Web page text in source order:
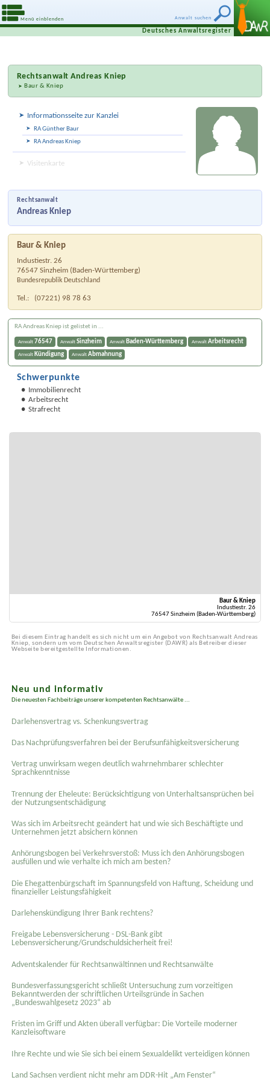
Anwalt suchen
Menü einblenden
Deutsches Anwaltsregister
RechtsanwaltAndreas Kniep
Baur & Kniep
Informationsseite zur Kanzlei
RA Günther Baur
RA Andreas Kniep
Visitenkarte
Rechtsanwalt
Andreas Kniep
Baur & Kniep
Industiestr. 26
76547 Sinzheim ( Baden-Württemberg)
Bundesrepublik Deutschland
Tel.: (07221) 98 78 63
RA Andreas Kniep ist gelistet in ...
Anwalt 76547 Anwalt Sinzheim Anwalt Baden-Württemberg Anwalt Arbeitsrecht
Anwalt Kündigung Anwalt Abmahnung
Schwerpunkte
Immobilienrecht
Arbeitsrecht
Strafrecht
Baur & Kniep
Industiestr. 26
76547 Sinzheim (Baden-Württemberg)
Bei diesem Eintrag handelt es sich nicht um ein Angebot von Rechtsanwalt Andreas
Kniep, sondern um vom Deutschen Anwaltsregister (DAWR) als Betreiber dieser
Webseite bereitgestellte Informationen.
Neu und informativ
Die neuesten Fachbeiträge unserer kompetenten Rechtsanwälte ...
Darlehensvertrag vs. Schenkungsvertrag
Das Nachprüfungsverfahren bei der Berufsunfähigkeitsversicherung
Vertrag unwirksam wegen deutlich wahrnehmbarer schlechter
Sprachkenntnisse
Trennung der Eheleute: Berücksichtigung von Unterhaltsansprüchen bei
der Nutzungsentschädigung
Was sich im Arbeitsrecht geändert hat und wie sich Beschäftigte und
Unternehmen jetzt absichern können
Anhörungsbogen bei Verkehrsverstoß: Muss ich den Anhörungsbogen
ausfüllen und wie verhalte ich mich am besten?
Die Ehegattenbürgschaft im Spannungsfeld von Haftung, Scheidung und
finanzieller Leistungsfähigkeit
Darlehenskündigung Ihrer Bank rechtens?
Freigabe Lebensversicherung - DSL-Bank gibt
Lebensversicherung/Grundschuldsicherheit frei!
Adventskalender für Rechtsanwältinnen und Rechtsanwälte
Bundesverfassungsgericht schließt Untersuchung zum vorzeitigen
Bekanntwerden der schriftlichen Urteilsgründe in Sachen
„Bundeswahlgesetz 2023“ ab
Fristen im Griff und Akten überall verfügbar: Die Vorteile moderner
Kanzleisoftware
Ihre Rechte und wie Sie sich bei einem Sexual­delikt verteidigen können
Land Sachsen verdient nicht mehr am DDR-Hit „Am Fenster“